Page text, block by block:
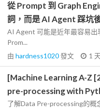
從 Prompt 到 Graph
詞，而是 AI Agent 踩坑
AI Agent 可能是近年最容易出
Prom...
由 hardness1020發文 1
[Machine Learning A-Z
pre-processing with
了解Data Pre-processing的概